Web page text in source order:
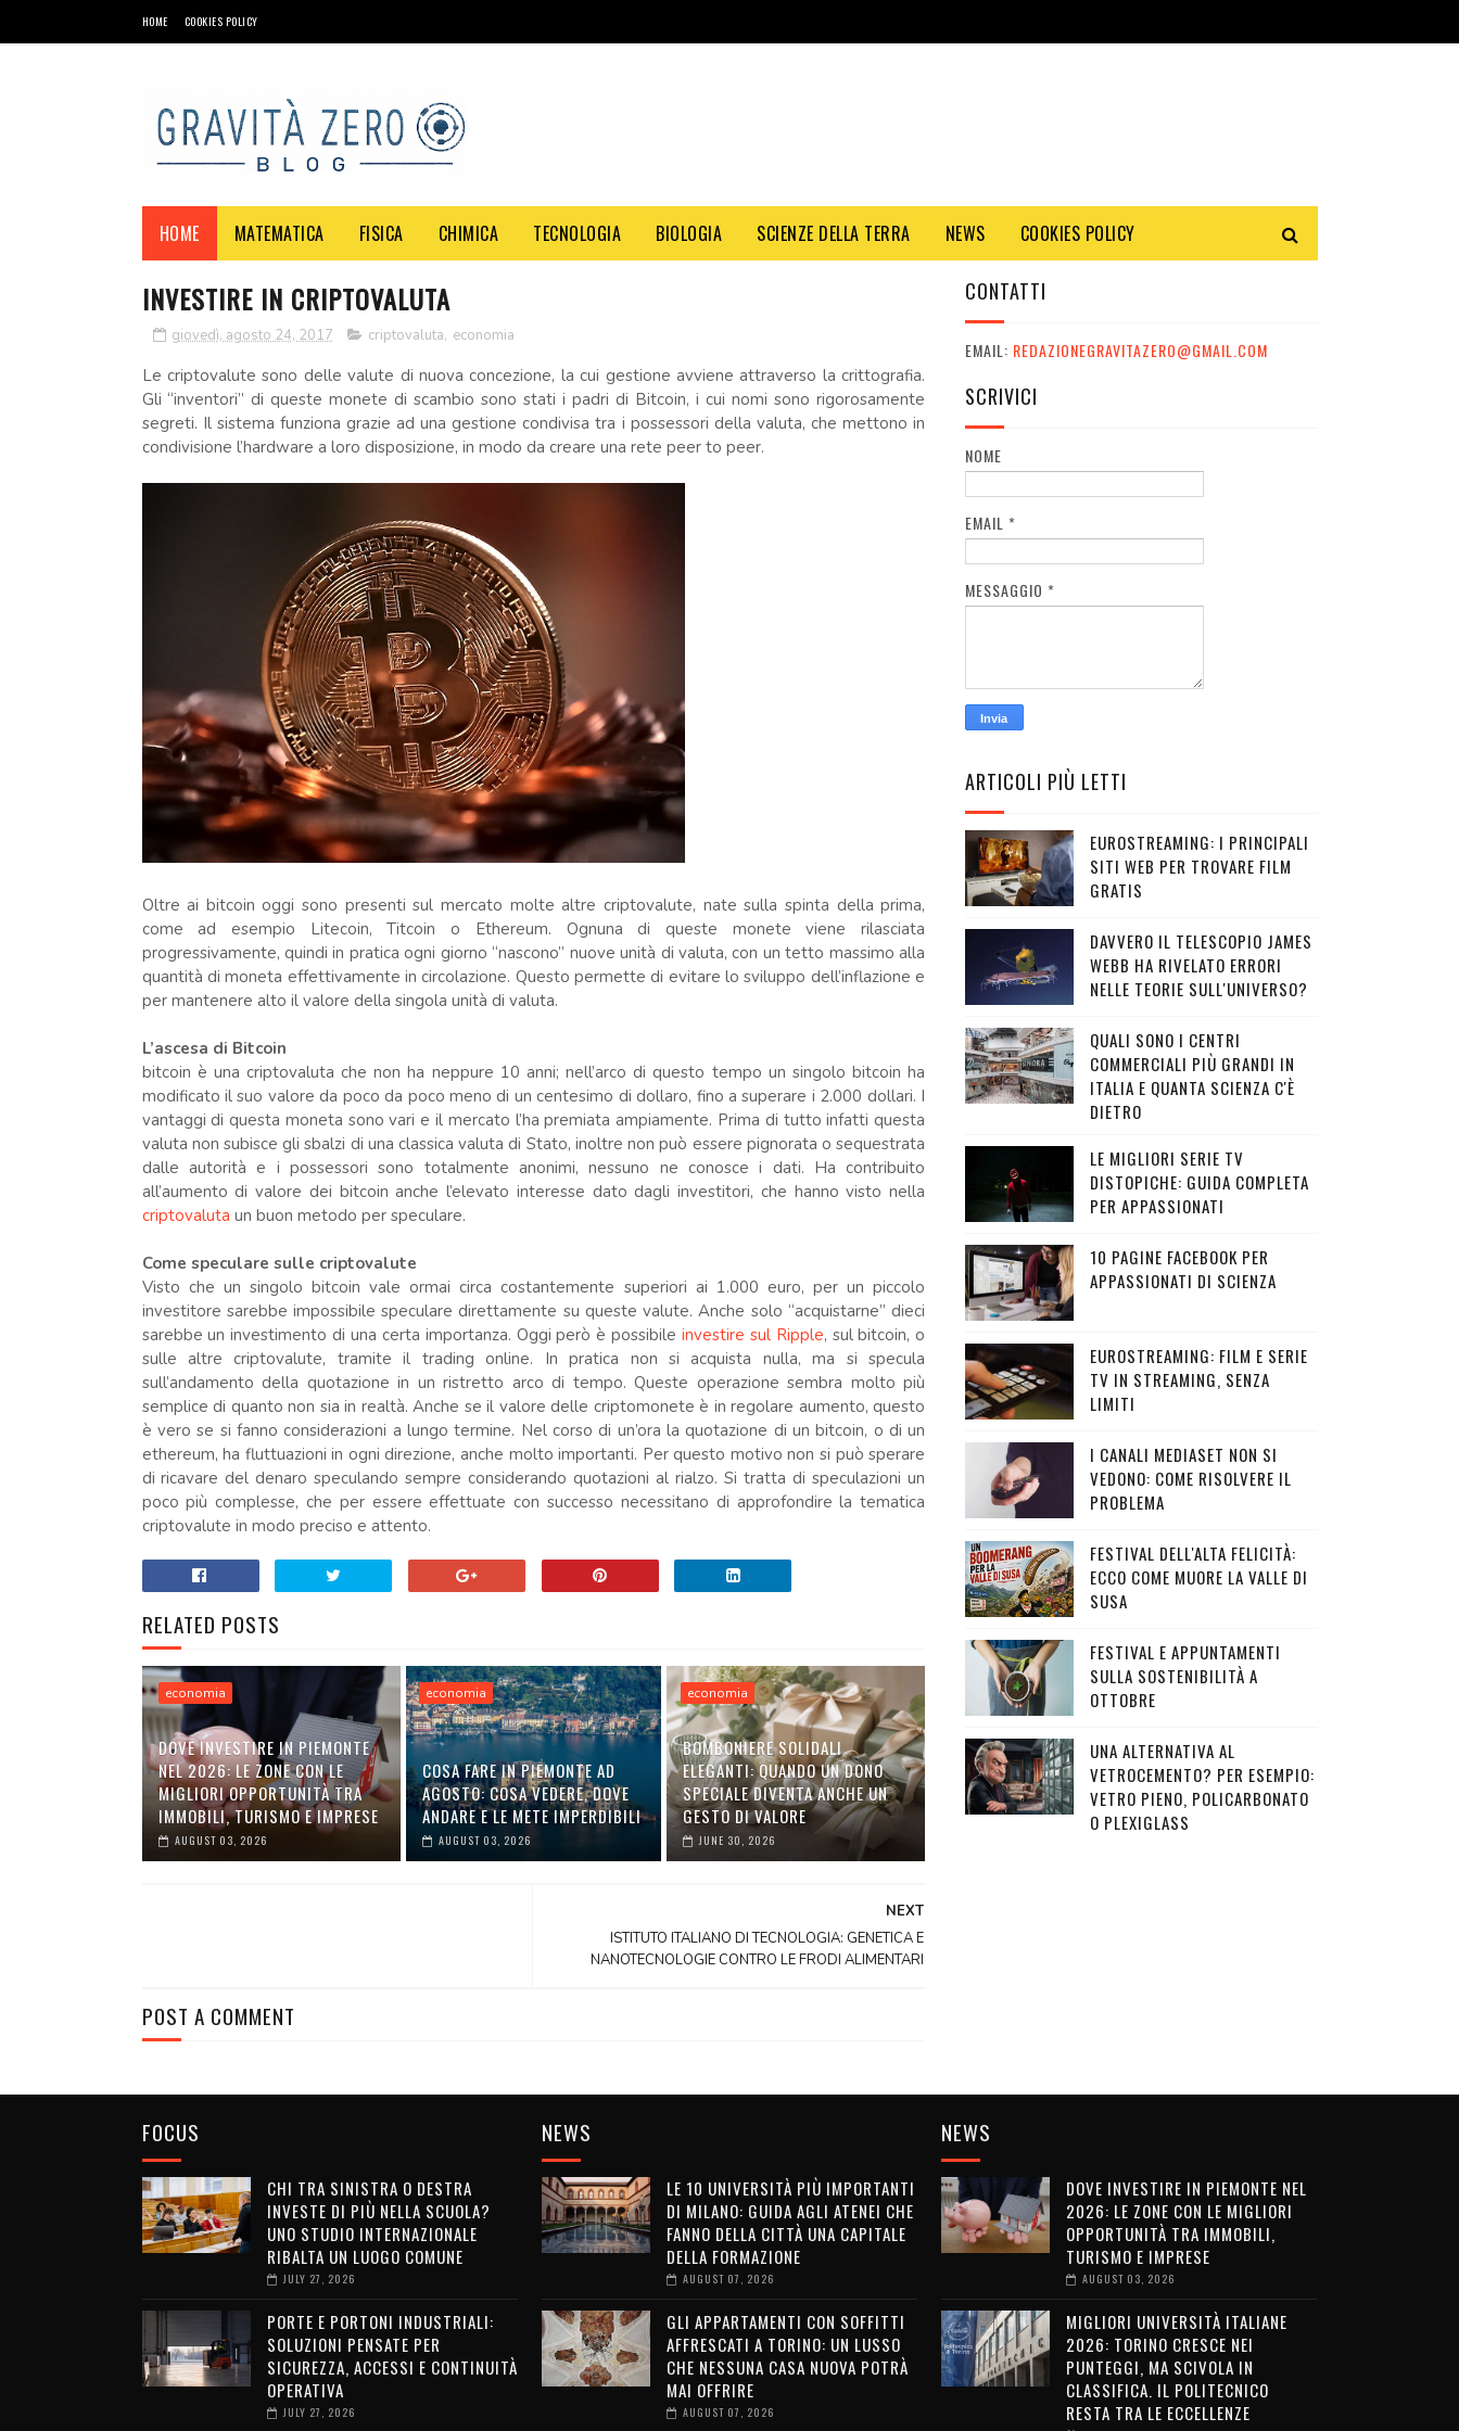
HOME COOKIES POLICY
HOME MATEMATICA FISICA CHIMICA TECNOLOGIA BIOLOGIA SCIENZE DELLA TERRA NEWS COOKIES POLICY
INVESTIRE IN CRIPTOVALUTA
giovedì, agosto 24, 2017 criptovaluta, economia
Le criptovalute sono delle valute di nuova concezione, la cui gestione avviene attraverso la crittografia.
Gli “inventori” di queste monete di scambio sono stati i padri di Bitcoin, i cui nomi sono rigorosamente
segreti. Il sistema funziona grazie ad una gestione condivisa tra i possessori della valuta, che mettono in
condivisione l’hardware a loro disposizione, in modo da creare una rete peer to peer.
Oltre ai bitcoin oggi sono presenti sul mercato molte altre criptovalute, nate sulla spinta della prima,
come ad esempio Litecoin, Titcoin o Ethereum. Ognuna di queste monete viene rilasciata
progressivamente, quindi in pratica ogni giorno “nascono” nuove unità di valuta, con un tetto massimo alla
quantità di moneta effettivamente in circolazione. Questo permette di evitare lo sviluppo dell’inflazione e
per mantenere alto il valore della singola unità di valuta.
L’ascesa di Bitcoin
bitcoin è una criptovaluta che non ha neppure 10 anni; nell’arco di questo tempo un singolo bitcoin ha
modificato il suo valore da poco da poco meno di un centesimo di dollaro, fino a superare i 2.000 dollari. I
vantaggi di questa moneta sono vari e il mercato l’ha premiata ampiamente. Prima di tutto infatti questa
valuta non subisce gli sbalzi di una classica valuta di Stato, inoltre non può essere pignorata o sequestrata
dalle autorità e i possessori sono totalmente anonimi, nessuno ne conosce i dati. Ha contribuito
all’aumento di valore dei bitcoin anche l’elevato interesse dato dagli investitori, che hanno visto nella
criptovaluta un buon metodo per speculare.
Come speculare sulle criptovalute
Visto che un singolo bitcoin vale ormai circa costantemente superiori ai 1.000 euro, per un piccolo
investitore sarebbe impossibile speculare direttamente su queste valute. Anche solo “acquistarne” dieci
sarebbe un investimento di una certa importanza. Oggi però è possibile investire sul Ripple, sul bitcoin, o
sulle altre criptovalute, tramite il trading online. In pratica non si acquista nulla, ma si specula
sull’andamento della quotazione in un ristretto arco di tempo. Queste operazione sembra molto più
semplice di quanto non sia in realtà. Anche se il valore delle criptomonete è in regolare aumento, questo
è vero se si fanno considerazioni a lungo termine. Nel corso di un’ora la quotazione di un bitcoin, o di un
ethereum, ha fluttuazioni in ogni direzione, anche molto importanti. Per questo motivo non si può sperare
di ricavare del denaro speculando sempre considerando quotazioni al rialzo. Si tratta di speculazioni un
poco più complesse, che per essere effettuate con successo necessitano di approfondire la tematica
criptovalute in modo preciso e attento.
RELATED POSTS
economia
DOVE INVESTIRE IN PIEMONTE
NEL 2026: LE ZONE CON LE
MIGLIORI OPPORTUNITÀ TRA
IMMOBILI, TURISMO E IMPRESE
AUGUST 03, 2026
economia
COSA FARE IN PIEMONTE AD
AGOSTO: COSA VEDERE, DOVE
ANDARE E LE METE IMPERDIBILI
AUGUST 03, 2026
economia
BOMBONIERE SOLIDALI
ELEGANTI: QUANDO UN DONO
SPECIALE DIVENTA ANCHE UN
GESTO DI VALORE
JUNE 30, 2026
NEXT
ISTITUTO ITALIANO DI TECNOLOGIA: GENETICA E
NANOTECNOLOGIE CONTRO LE FRODI ALIMENTARI
POST A COMMENT
CONTATTI
EMAIL: REDAZIONEGRAVITAZERO@GMAIL.COM
SCRIVICI
NOME
EMAIL *
MESSAGGIO *
ARTICOLI PIÙ LETTI
EUROSTREAMING: I PRINCIPALI
SITI WEB PER TROVARE FILM
GRATIS
DAVVERO IL TELESCOPIO JAMES
WEBB HA RIVELATO ERRORI
NELLE TEORIE SULL'UNIVERSO?
QUALI SONO I CENTRI
COMMERCIALI PIÙ GRANDI IN
ITALIA E QUANTA SCIENZA C'È
DIETRO
LE MIGLIORI SERIE TV
DISTOPICHE: GUIDA COMPLETA
PER APPASSIONATI
10 PAGINE FACEBOOK PER
APPASSIONATI DI SCIENZA
EUROSTREAMING: FILM E SERIE
TV IN STREAMING, SENZA
LIMITI
I CANALI MEDIASET NON SI
VEDONO: COME RISOLVERE IL
PROBLEMA
FESTIVAL DELL'ALTA FELICITÀ:
ECCO COME MUORE LA VALLE DI
SUSA
FESTIVAL E APPUNTAMENTI
SULLA SOSTENIBILITÀ A
OTTOBRE
UNA ALTERNATIVA AL
VETROCEMENTO? PER ESEMPIO:
VETRO PIENO, POLICARBONATO
O PLEXIGLASS
FOCUS
CHI TRA SINISTRA O DESTRA
INVESTE DI PIÙ NELLA SCUOLA?
UNO STUDIO INTERNAZIONALE
RIBALTA UN LUOGO COMUNE
JULY 27, 2026
PORTE E PORTONI INDUSTRIALI:
SOLUZIONI PENSATE PER
SICUREZZA, ACCESSI E CONTINUITÀ
OPERATIVA
JULY 27, 2026
NEWS
LE 10 UNIVERSITÀ PIÙ IMPORTANTI
DI MILANO: GUIDA AGLI ATENEI CHE
FANNO DELLA CITTÀ UNA CAPITALE
DELLA FORMAZIONE
AUGUST 07, 2026
GLI APPARTAMENTI CON SOFFITTI
AFFRESCATI A TORINO: UN LUSSO
CHE NESSUNA CASA NUOVA POTRÀ
MAI OFFRIRE
AUGUST 07, 2026
NEWS
DOVE INVESTIRE IN PIEMONTE NEL
2026: LE ZONE CON LE MIGLIORI
OPPORTUNITÀ TRA IMMOBILI,
TURISMO E IMPRESE
AUGUST 03, 2026
MIGLIORI UNIVERSITÀ ITALIANE
2026: TORINO CRESCE NEI
PUNTEGGI, MA SCIVOLA IN
CLASSIFICA. IL POLITECNICO
RESTA TRA LE ECCELLENZE